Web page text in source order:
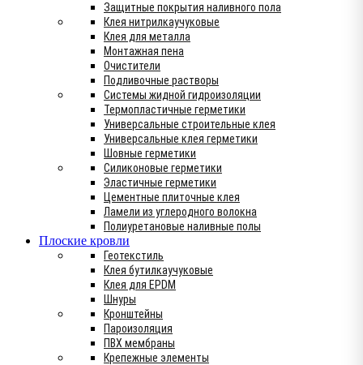
Защитные покрытия наливного пола
Клея нитрилкаучуковые
Клея для металла
Монтажная пена
Очистители
Подливочные растворы
Системы жидной гидроизоляции
Термопластичные герметики
Универсальные строительные клея
Универсальные клея герметики
Шовные герметики
Силиконовые герметики
Эластичные герметики
Цементные плиточные клея
Ламели из углеродного волокна
Полиуретановые наливные полы
Плоские кровли
Геотекстиль
Клея бутилкаучуковые
Клея для EPDM
Шнуры
Кронштейны
Пароизоляция
ПВХ мембраны
Крепежные элементы